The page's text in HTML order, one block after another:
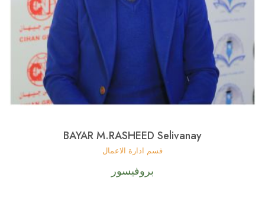
BAYAR M.RASHEED Selivanay
قسم ادارة الاعمال
بروفيسور